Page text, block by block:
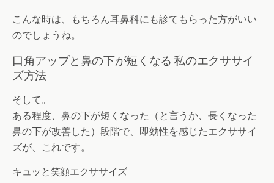
こんな時は、もちろん耳鼻科にも診てもらった方がいい
のでしょうね。
口角アップと鼻の下が短くなる 私のエクササイ
ズ方法
そして。
ある程度、鼻の下が短くなった（と言うか、長くなった
鼻の下が改善した）段階で、即効性を感じたエクササイ
ズが、これです。
キュッと笑顔エクササイズ